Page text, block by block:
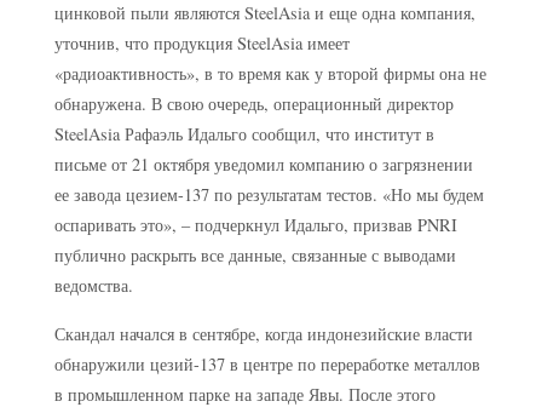
цинковой пыли являются SteelAsia и еще одна компания,
уточнив, что продукция SteelAsia имеет
«радиоактивность», в то время как у второй фирмы она не
обнаружена. В свою очередь, операционный директор
SteelAsia Рафаэль Идальго сообщил, что институт в
письме от 21 октября уведомил компанию о загрязнении
ее завода цезием-137 по результатам тестов. «Но мы будем
оспаривать это», – подчеркнул Идальго, призвав PNRI
публично раскрыть все данные, связанные с выводами
ведомства.
Скандал начался в сентябре, когда индонезийские власти
обнаружили цезий-137 в центре по переработке металлов
в промышленном парке на западе Явы. После этого